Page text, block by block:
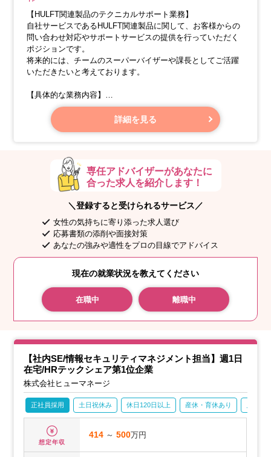
【HULFT関連製品のテクニカルサポート業務】
自社サービスであるHULFT関連製品に関して、お客様からの
問い合わせ対応やサポートサービスの提供を行っていただく
ポジションです。
将来的には、チームのスーパーバイザーや課長としてご活躍
いただきたいと考えております。
【具体的な業務内容】
・HULFT関連製品に関するお客様からのお問い合わせへの対
・Webサイトを通じてサポートサービスを提供するための知
上に向けた取り組みの実施
詳細を見る
専任アドバイザーがあなたに
合った求人を紹介します！
＼登録すると受けられるサービス／
女性の気持ちに寄り添った求人選び
応募書類の添削や面接対策
あなたの強みや適性をプロの目線でアドバイス
現在の就業状況を教えてください
在職中 離職中
【社内SE/情報セキュリティマネジメント担当】週1日
在宅/HRテックシェア第1位企業
株式会社ヒューマネージ
正社員採用 土日祝休み 休日120日以上 産休・育休あり
想定年収
414 ～500万円